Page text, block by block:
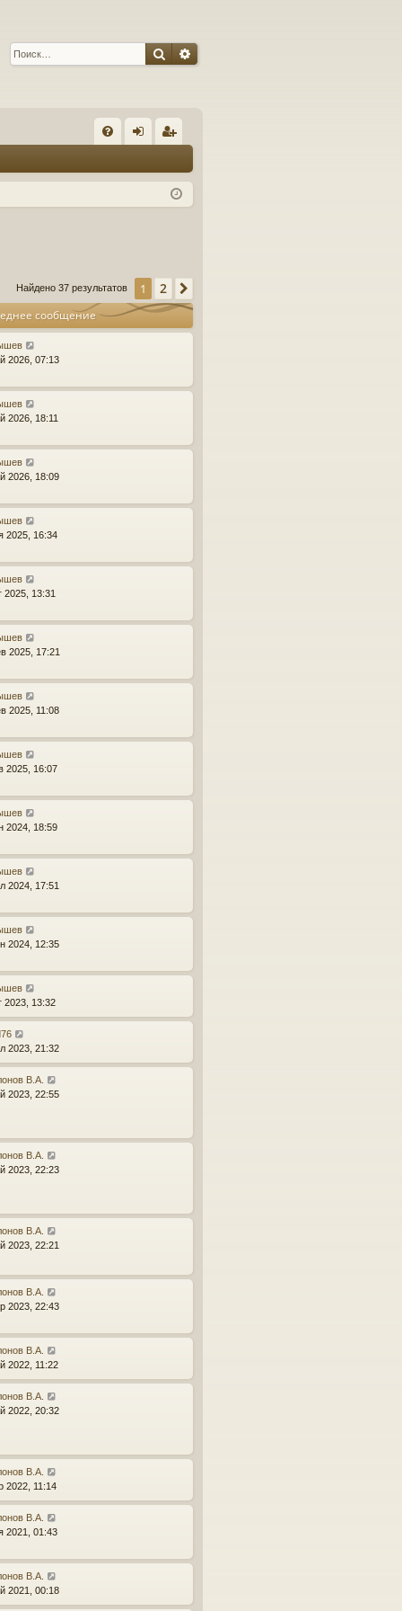
ПоискРасширенный поиск
Q д ис
Найдено 37 результатов 1 2
сообщение
2026, 07:13
2026, 18:11
2026, 18:09
2025, 16:34
2025, 13:31
2025, 17:21
2025, 11:08
2025, 16:07
2024, 18:59
2024, 17:51
2024, 12:35
2023, 13:32
2023, 21:32
В.А.
2023, 22:55
В.А.
2023, 22:23
В.А.
2023, 22:21
В.А.
2023, 22:43
В.А.
2022, 11:22
В.А.
2022, 20:32
В.А.
2022, 11:14
В.А.
2021, 01:43
В.А.
2021, 00:18